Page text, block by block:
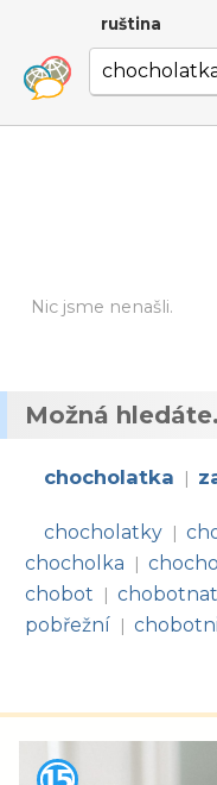
ruština
Nic jsme nenašli.
Možná
chocholatka |
chocholatky |
chocholka |
chobot |
pobřežní |